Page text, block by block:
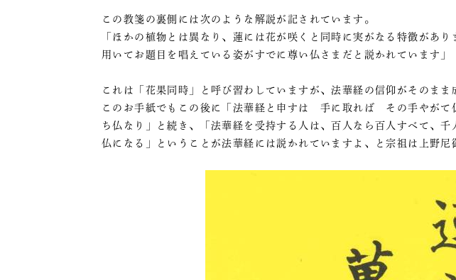
この教箋の裏側には次のような解説が記されています。
「ほかの植物とは異なり、蓮には花が咲くと同時に実がなる特徴があ
用いてお題目を唱えている姿がすでに尊い仏さまだと説かれています」
これは「花果同時」と呼び習わしていますが、法華経の信仰がそのまま
このお手紙でもこの後に「法華経と申すは 手に取れば その手やが
ち仏なり」と続き、「法華経を受持する人は、百人なら百人すべて、
仏になる」ということが法華経には説かれていますよ、と宗祖は上野尼